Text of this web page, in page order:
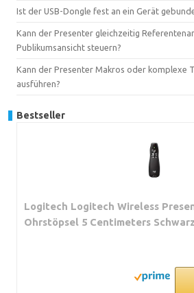
Ist der USB-Dongle fest an ein Gerät
Kann der Presenter gleichzeitig
Publikumsansicht steuern?
Kann der Presenter Makros oder komplexe
ausführen?
Bestseller
Logitech Logitech Wireless
Ohrstöpsel 5 Centimeters